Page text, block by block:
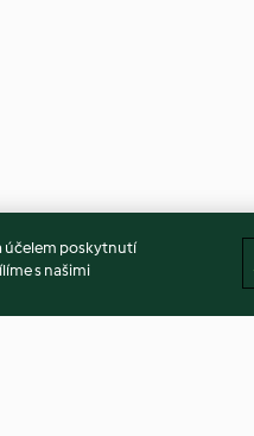
účelem poskytnutí
s našimi